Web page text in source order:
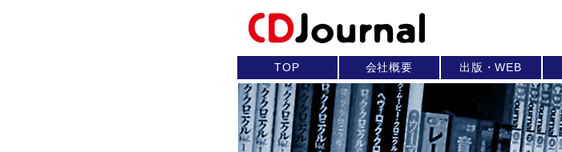
TOP 会社概要 出版・WEB